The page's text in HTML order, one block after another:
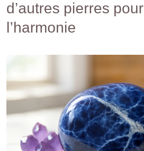
d’autres pierres pour
l’harmonie